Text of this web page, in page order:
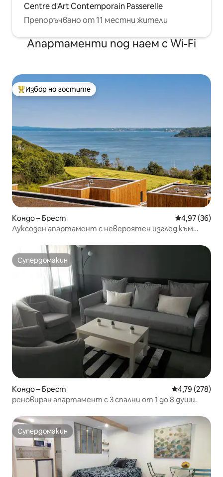
Centre d'Art Contemporain Passerelle
Препоръчвано от 11 местни жители
Апартаменти под наем с Wi-Fi
Най-популярен избор на гостите
Избор на гостите
Кондо – Брест Средна
4,97 (36)
Луксозен апартамент с невероятен изглед към
Супердомакин
Супердомакин
Кондо – Брест Средна
4,79 (278)
реновиран апартамент с 3 спални от 1 до 8 души.
Супердомакин
Супердомакин